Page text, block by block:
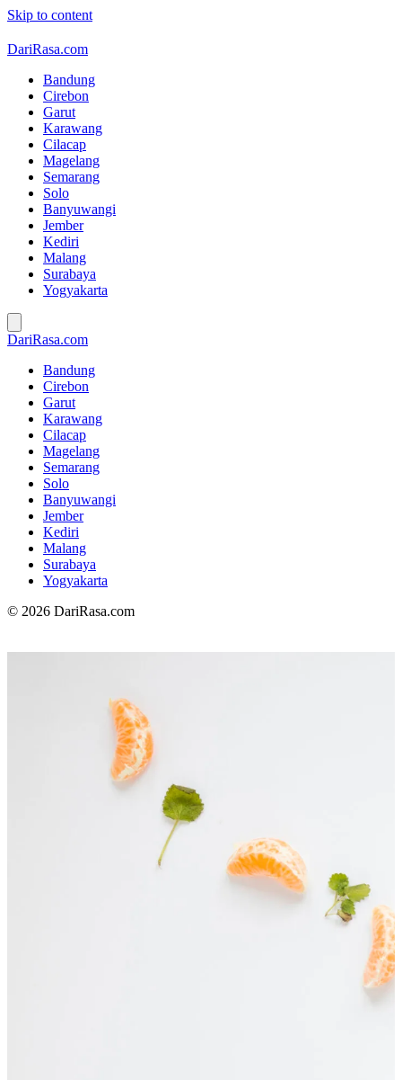
Skip to content
DariRasa.com
Bandung
Cirebon
Garut
Karawang
Cilacap
Magelang
Semarang
Solo
Banyuwangi
Jember
Kediri
Malang
Surabaya
Yogyakarta
DariRasa.com
Bandung
Cirebon
Garut
Karawang
Cilacap
Magelang
Semarang
Solo
Banyuwangi
Jember
Kediri
Malang
Surabaya
Yogyakarta
© 2026 DariRasa.com